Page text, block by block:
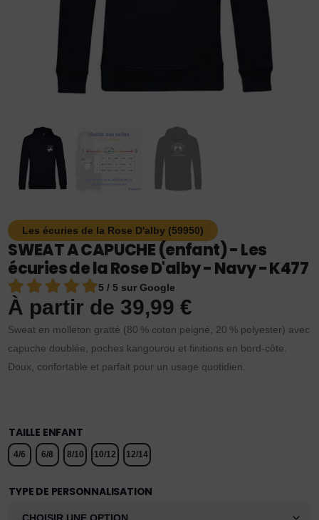
Les écuries de la Rose D'alby (59950)
SWEAT A CAPUCHE (enfant) - Les
écuries de la Rose D'alby - Navy - K477
5 / 5 sur Google
À partir de 39,99€
Sweat en molleton gratté (80 % coton peigné, 20 % polyester) avec
capuche doublée, poches kangourou et finitions en bord-côte.
Doux, confortable et parfait pour un usage quotidien.
TAILLE ENFANT
4/6 6/8 8/10 10/12 12/14
TYPE DE PERSONNALISATION